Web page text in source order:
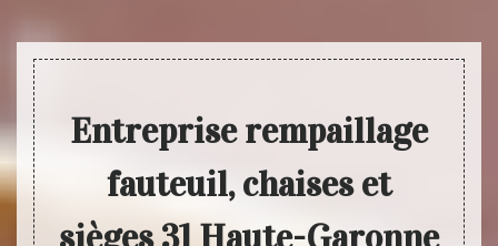
Entreprise rempaillage
fauteuil, chaises et